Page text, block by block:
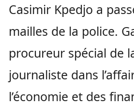
Casimir Kpedjo a
mailles de la police.
procureur spécial de
journaliste dans
l’économie et des